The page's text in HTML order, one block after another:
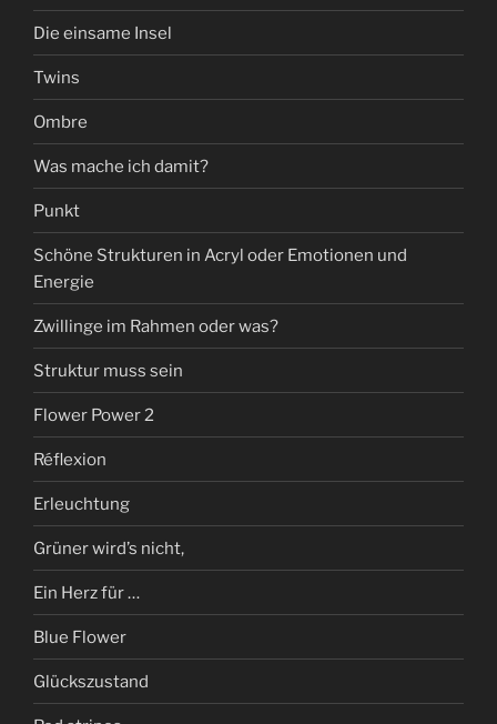
Die einsame Insel
Twins
Ombre
Was mache ich damit?
Punkt
Schöne Strukturen in Acryl oder Emotionen und
Energie
Zwillinge im Rahmen oder was?
Struktur muss sein
Flower Power 2
Réflexion
Erleuchtung
Grüner wird’s nicht,
Ein Herz für …
Blue Flower
Glückszustand